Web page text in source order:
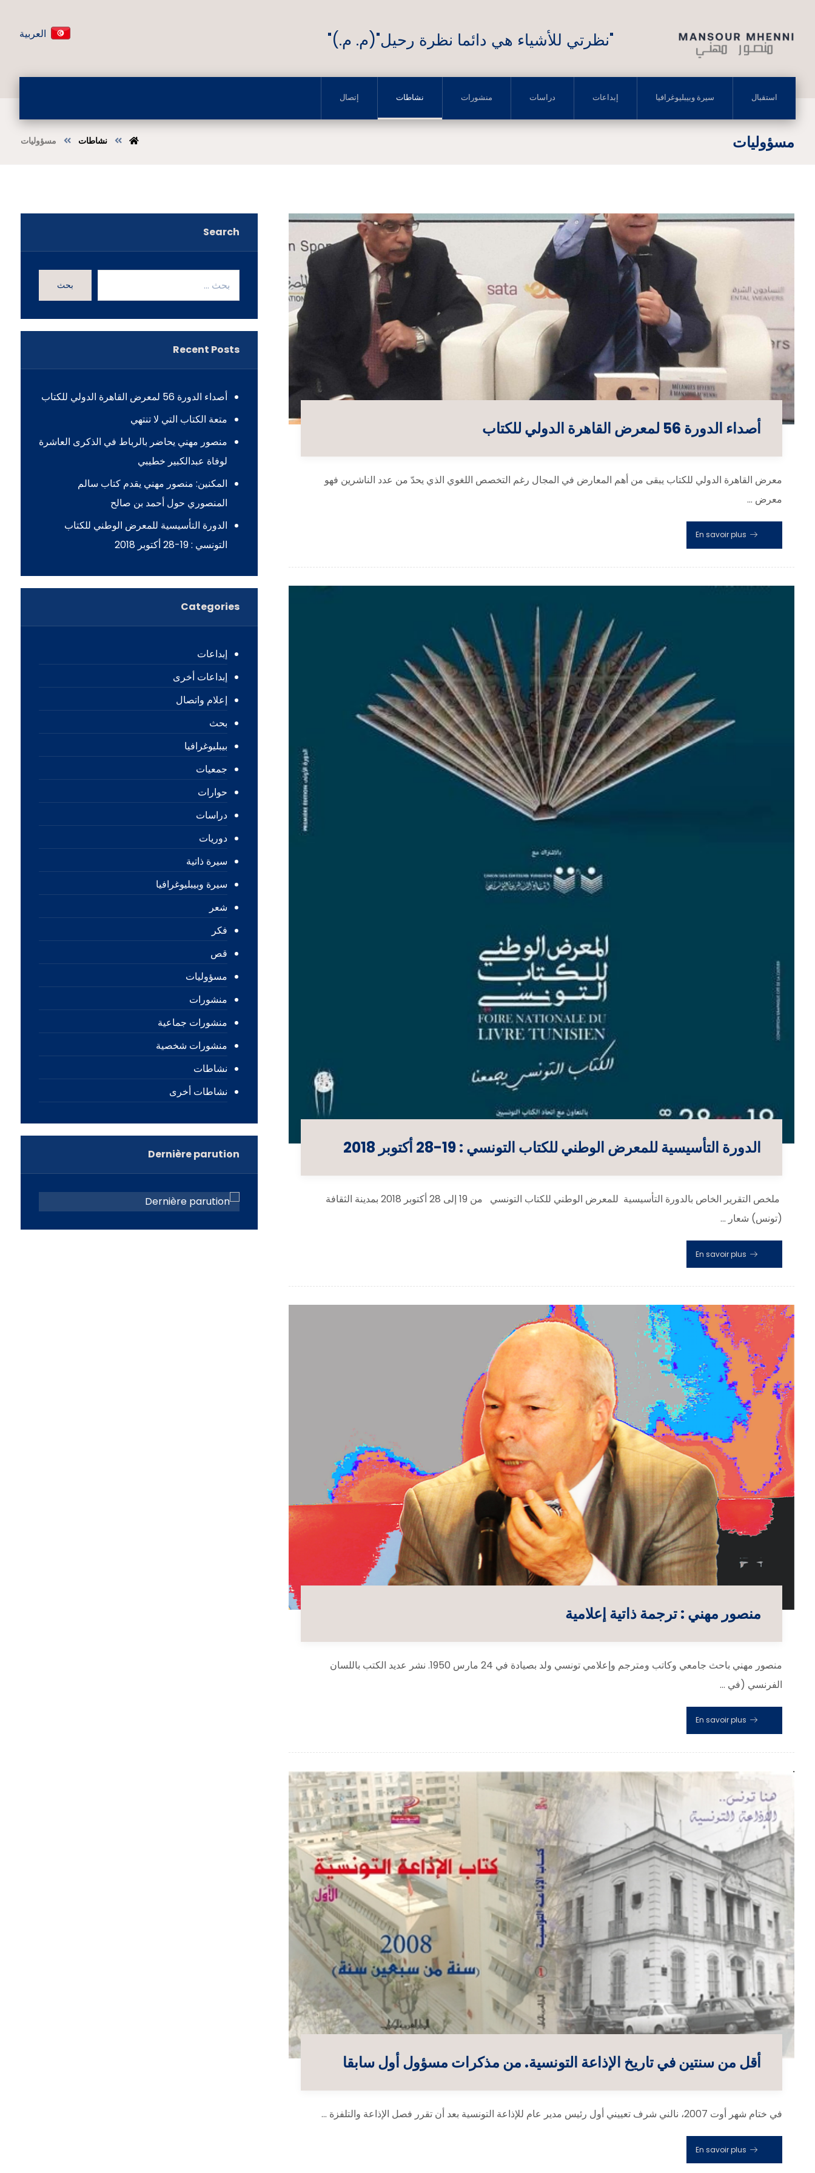
"نظرتي للأشياء هي دائما نظرة رحيل"(م. م.)" العربية
استقبال سيرة وبيبليوغرافيا إبداعات دراسات منشورات نشاطات إتصال
مسؤوليات نشاطات مسؤوليات
أصداء الدورة 56 لمعرض القاهرة الدولي للكتاب
معرض القاهرة الدولي للكتاب يبقى من أهم المعارض في المجال رغم التخصص اللغوي الذي يحدّ من عدد الناشرين فهو
معرض ...
En savoir plus
الدورة التأسيسية للمعرض الوطني للكتاب التونسي : 19-28 أكتوبر 2018
ملخص التقرير الخاص بالدورة التأسيسية للمعرض الوطني للكتاب التونسي من 19 إلى 28 أكتوبر 2018 بمدينة الثقافة
(تونس) شعار ...
En savoir plus
منصور مهني : ترجمة ذاتية إعلامية
منصور مهني باحث جامعي وكاتب ومترجم وإعلامي تونسي ولد بصيادة في 24 مارس 1950. نشر عديد الكتب باللسان
الفرنسي (في ...
En savoir plus
أقل من سنتين في تاريخ الإذاعة التونسية. من مذكرات مسؤول أول سابقا
في ختام شهر أوت 2007، نالني شرف تعييني أول رئيس مدير عام للإذاعة التونسية بعد أن تقرر فصل الإذاعة والتلفزة ...
En savoir plus
Search
بحث
Recent Posts
أصداء الدورة 56 لمعرض القاهرة الدولي للكتاب
متعة الكتاب التي لا تنتهي
منصور مهني يحاضر بالرباط في الذكرى العاشرة
لوفاة عبدالكبير خطيبي
المكنين: منصور مهني يقدم كتاب سالم
المنصوري حول أحمد بن صالح
الدورة التأسيسية للمعرض الوطني للكتاب
التونسي : 19-28 أكتوبر 2018
Categories
إبداعات
إبداعات أخرى
إعلام واتصال
بحث
بيبليوغرافيا
جمعيات
حوارات
دراسات
دوريات
سيرة ذاتية
سيرة وبيبليوغرافيا
شعر
فكر
قص
مسؤوليات
منشورات
منشورات جماعية
منشورات شخصية
نشاطات
نشاطات أخرى
Dernière parution